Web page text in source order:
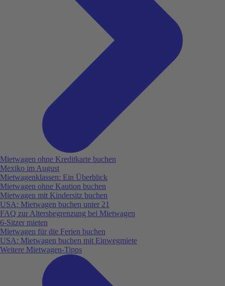
Mietwagen ohne Kreditkarte buchen
Mexiko im August
Mietwagenklassen: Ein Überblick
Mietwagen ohne Kaution buchen
Mietwagen mit Kindersitz buchen
USA: Mietwagen buchen unter 21
FAQ zur Altersbegrenzung bei Mietwagen
6-Sitzer mieten
Mietwagen für die Ferien buchen
USA: Mietwagen buchen mit Einwegmiete
Weitere Mietwagen-Tipps